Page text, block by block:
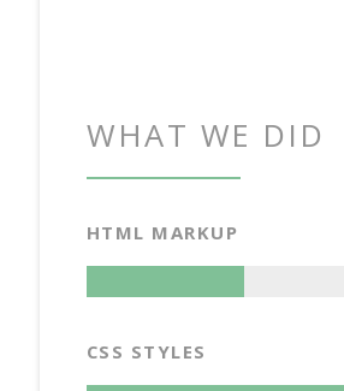
WHAT WE DID
HTML MARKUP
CSS STYLES